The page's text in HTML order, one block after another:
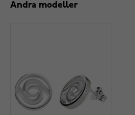
Andra modeller